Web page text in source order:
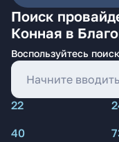
Поиск
Конная в
Воспользуйтесь
22
40